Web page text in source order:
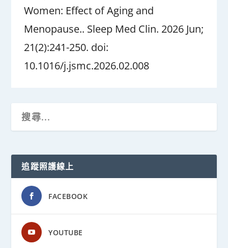
Women: Effect of Aging and
Menopause.. Sleep Med Clin. 2026 Jun;
21(2):241-250. doi:
10.1016/j.jsmc.2026.02.008
追蹤照護線上
FACEBOOK
YOUTUBE